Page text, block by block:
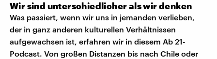
Wir sind unterschiedlicher als wir denken
Was passiert, wenn wir uns in jemanden verlieben,
der in ganz anderen kulturellen Verhältnissen
aufgewachsen ist, erfahren wir in diesem Ab 21-
Podcast. Von großen Distanzen bis nach Chile oder